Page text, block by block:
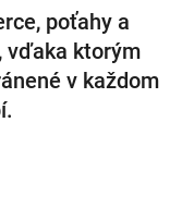
poťahy a
vďaka ktorým
v každom